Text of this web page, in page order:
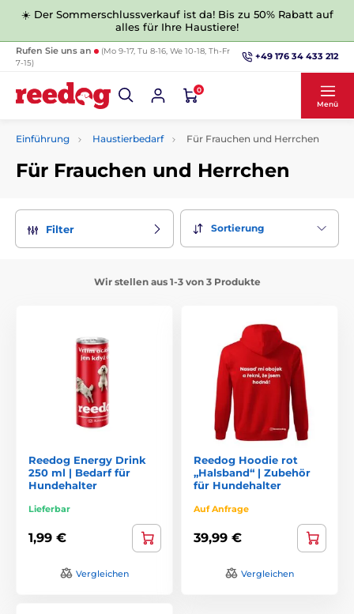
☀️ Der Sommerschlussverkauf ist da! Bis zu 50% Rabatt auf
alles für Ihre Haustiere!
Rufen Sie uns an
(Mo 9-17, Tu 8-16, We 10-18, Th-Fr
7-15)
+49 176 34 433 212
0
Menü
Einführung Haustierbedarf Für Frauchen und Herrchen
Für Frauchen und Herrchen
Filter Sortierung
Wir stellen aus 1-3 von 3 Produkte
Reedog Energy Drink
250 ml | Bedarf für
Hundehalter
Lieferbar
1,99 €
Vergleichen
Reedog Hoodie rot
„Halsband“ | Zubehör
für Hundehalter
Auf Anfrage
39,99 €
Vergleichen